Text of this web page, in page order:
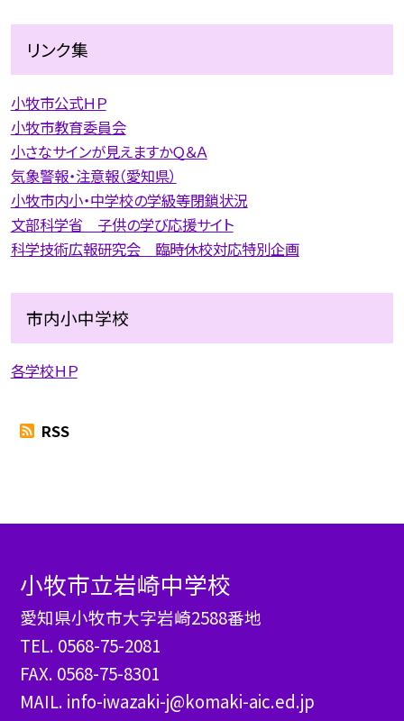
リンク集
小牧市公式ＨＰ
小牧市教育委員会
小さなサインが見えますかＱ＆Ａ
気象警報・注意報（愛知県）
小牧市内小・中学校の学級等閉鎖状況
文部科学省 子供の学び応援サイト
科学技術広報研究会 臨時休校対応特別企画
市内小中学校
各学校ＨＰ
RSS
小牧市立岩崎中学校
愛知県小牧市大字岩崎2588番地
TEL. 0568-75-2081
FAX. 0568-75-8301
MAIL. info-iwazaki-j@komaki-aic.ed.jp